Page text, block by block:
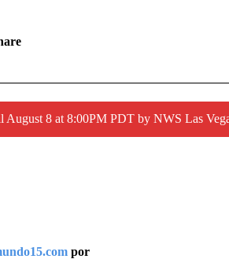
August 8 at 8:00PM PDT by NWS Las
por